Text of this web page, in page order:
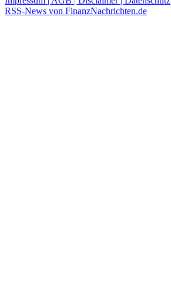
RSS-News von FinanzNachrichten.de